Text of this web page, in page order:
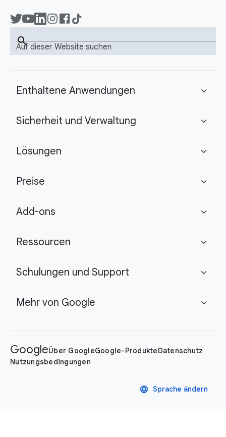
Auf dieser Website suchen
search
Enthaltene Anwendungen expand_more
Sicherheit und Verwaltung expand_more
Lösungen expand_more
Preise expand_more
Add-ons expand_more
Ressourcen expand_more
Schulungen und Support expand_more
Mehr von Google expand_more
GoogleÜber GoogleGoogle-ProdukteDatenschutz
Nutzungsbedingungen
language Sprache ändern